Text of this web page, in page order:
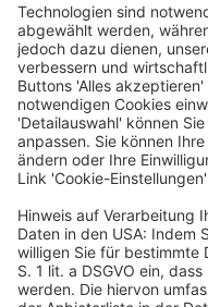
Allerdings seien
das Konzept der
Informationen für alle
Beurteilung der
sein. – Bereits am
unter www.drsc.de
Vorschläge der
Set 1 veröffentlicht
Befassung mit den
ESRS habe gezeigt,
und inhaltliche
jedoch wesentliche